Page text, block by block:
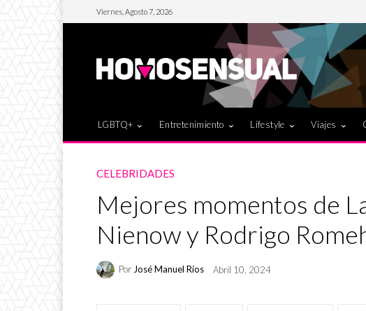
Viernes, Agosto 7, 2026
LGBTQ+ Entretenimiento Lifestyle Viajes
CELEBRIDADES
Mejores momentos de
Nienow y Rodrigo
PorJosé Manuel Ríos Abril 10, 2024